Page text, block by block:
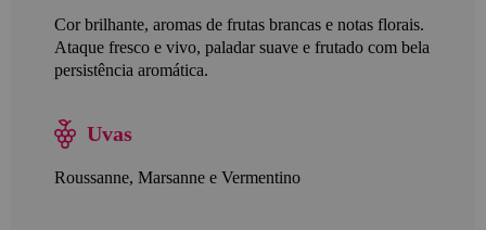
Cor brilhante, aromas de frutas brancas e notas florais.
Ataque fresco e vivo, paladar suave e frutado com bela
persistência aromática.
Uvas
Roussanne, Marsanne e Vermentino